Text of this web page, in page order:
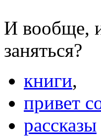
И вообще,
заняться?
книги,
привет
рассказы